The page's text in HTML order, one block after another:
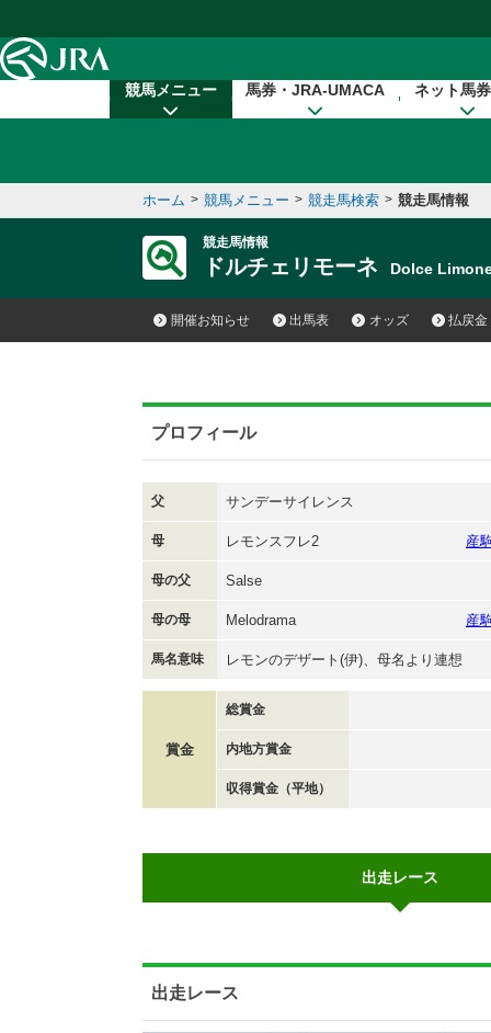
競馬メニュー 馬券・JRA-UMACA ネット馬
ホーム > 競馬メニュー > 競走馬検索 > 競走馬情報
競走馬情報
ドルチェリモーネ Dolce
開催お知らせ 出馬表 オッズ 払戻金
プロフィール
父 サンデーサイレンス
母 レモンスフレ2 産
母の父 Salse
母の母 Melodrama 産
馬名意味 レモンのデザート(伊)、母名より連想
賞金
総賞金
内地方賞金
収得賞金（平地）
出走レース
出走レース